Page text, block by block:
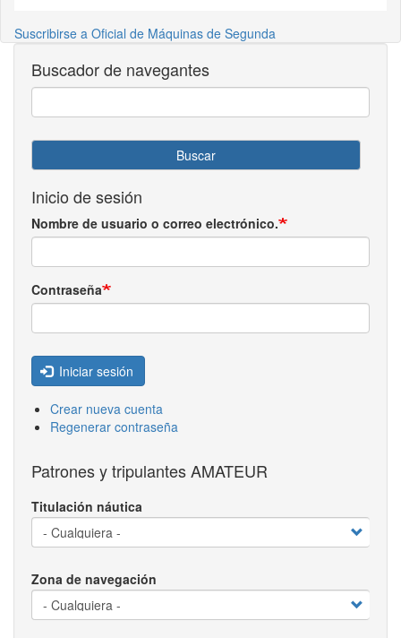
Suscribirse a Oficial de Máquinas de Segunda
Buscador de navegantes
Buscar
Inicio de sesión
Nombre de usuario o correo electrónico.
Contraseña
Iniciar sesión
Crear nueva cuenta
Regenerar contraseña
Patrones y tripulantes AMATEUR
Titulación náutica
Zona de navegación